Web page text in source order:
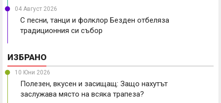
04 Август 2026
С песни, танци и фолклор Безден отбеляза
традиционния си събор
ИЗБРАНО
10 Юни 2026
Полезен, вкусен и засищащ: Защо нахутът
заслужава място на всяка трапеза?